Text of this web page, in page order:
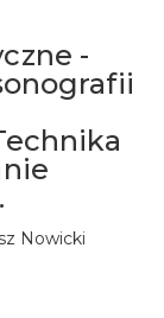
-
Nowicki